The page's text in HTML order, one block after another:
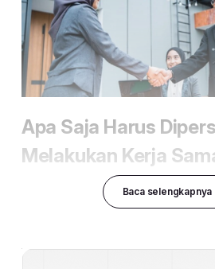
Baca selengkapnya